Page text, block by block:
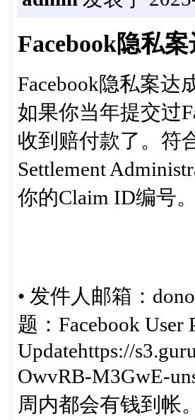
Facebook隐私
Facebook隐私案达
如果你当年提交过
收到赔付款了。符
Settlement
你的Claim ID编号。
• 发件人邮箱：
题：Facebook User
Updatehttps://
OwvRB-M3GwE-
周内都会有钱到帐